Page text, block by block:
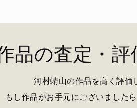
品の査定・評
河村蜻山の作品を高く評価
もし作品がお手元にございました